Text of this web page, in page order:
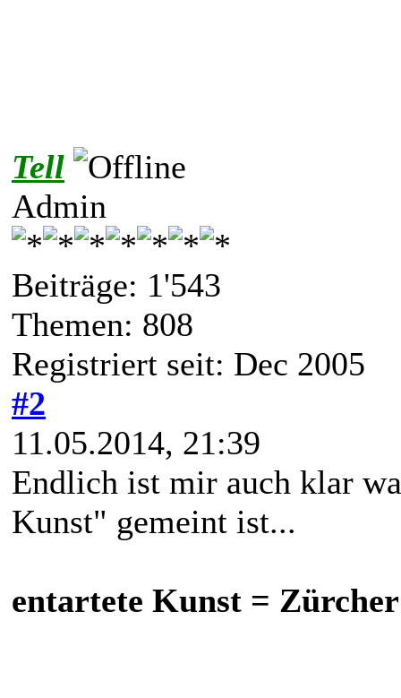
Tell
Admin
Beiträge: 1'543
Themen: 808
Registriert seit: Dec 2005
#2
11.05.2014, 21:39
Endlich ist mir auch klar
Kunst" gemeint ist...
entartete Kunst =